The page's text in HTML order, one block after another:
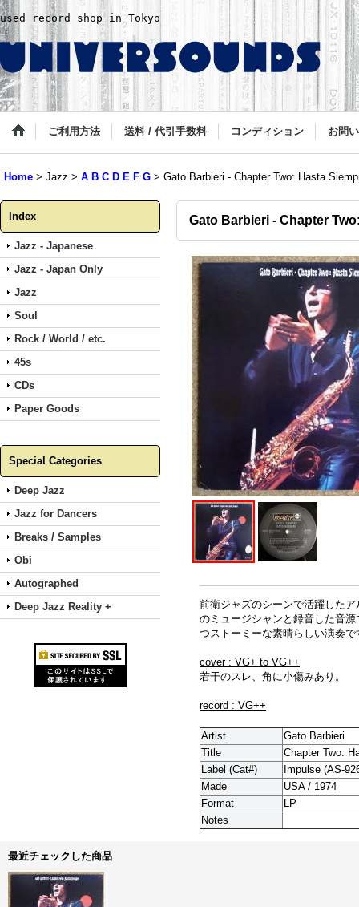
used record shop in Tokyo
ご利用方法 送料 / 代引手数料 コンディション お問
Home > Jazz > A B C D E F G > Gato Barbieri - Chapter Two: Hasta
Index
Jazz - Japanese
Jazz - Japan Only
Jazz
Soul
Rock / World / etc.
45s
CDs
Paper Goods
Special Categories
Deep Jazz
Jazz for Dancers
Breaks / Samples
Obi
Autographed
Deep Jazz Reality +
Gato Barbieri - Chapter
前衛ジャズのシーンで活躍した
のミュージシャンと録音した音
つストーミーな素晴らしい演奏で
cover : VG+ to VG++
若干のスレ、角に小傷みあり。
record : VG++
Artist
Gato Barbieri
Title
Chapter Two:
Label (Cat#)
Impulse (AS-
Made
USA / 1974
Format
LP
Notes
最近チェックした商品